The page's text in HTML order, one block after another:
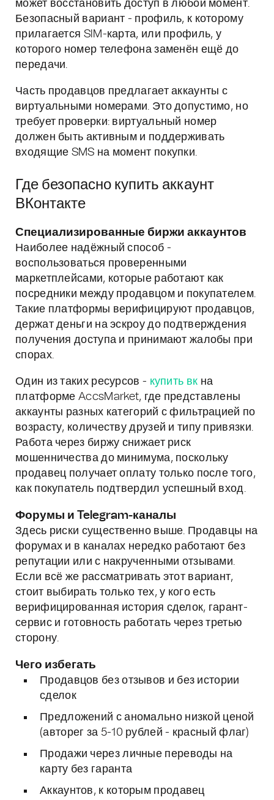
может восстановить доступ в любой момент.
Безопасный вариант - профиль, к которому
прилагается SIM-карта, или профиль, у
которого номер телефона заменён ещё до
передачи.
Часть продавцов предлагает аккаунты с
виртуальными номерами. Это допустимо, но
требует проверки: виртуальный номер
должен быть активным и поддерживать
входящие SMS на момент покупки.
Где безопасно купить аккаунт
ВКонтакте
Специализированные биржи аккаунтов
Наиболее надёжный способ -
воспользоваться проверенными
маркетплейсами, которые работают как
посредники между продавцом и покупателем.
Такие платформы верифицируют продавцов,
держат деньги на эскроу до подтверждения
получения доступа и принимают жалобы при
спорах.
Один из таких ресурсов - купить вк на
платформе AccsMarket, где представлены
аккаунты разных категорий с фильтрацией по
возрасту, количеству друзей и типу привязки.
Работа через биржу снижает риск
мошенничества до минимума, поскольку
продавец получает оплату только после того,
как покупатель подтвердил успешный вход.
Форумы и Telegram-каналы
Здесь риски существенно выше. Продавцы на
форумах и в каналах нередко работают без
репутации или с накрученными отзывами.
Если всё же рассматривать этот вариант,
стоит выбирать только тех, у кого есть
верифицированная история сделок, гарант-
сервис и готовность работать через третью
сторону.
Чего избегать
Продавцов без отзывов и без истории
сделок
Предложений с аномально низкой ценой
(авторег за 5-10 рублей - красный флаг)
Продажи через личные переводы на
карту без гаранта
Аккаунтов, к которым продавец